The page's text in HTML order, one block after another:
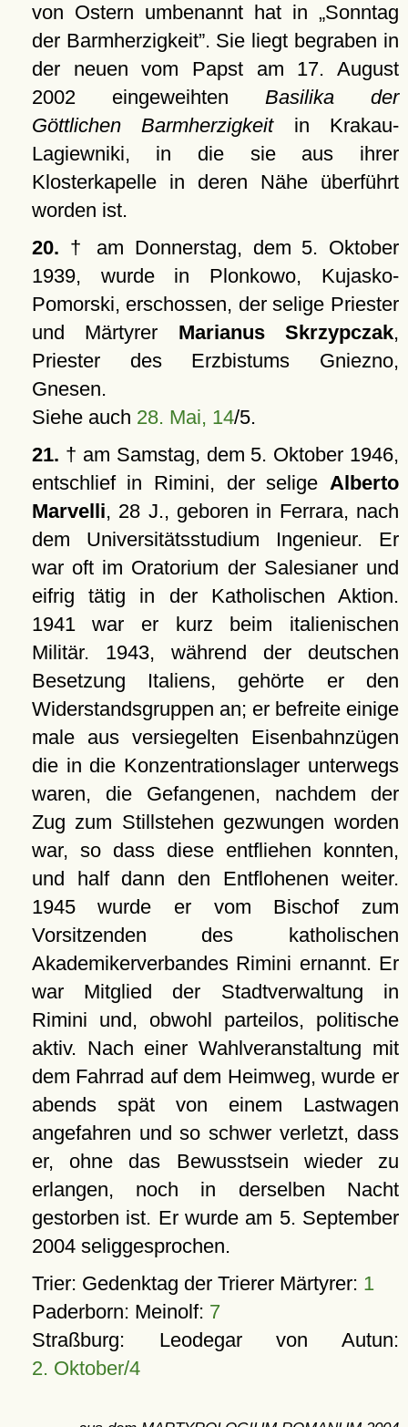
von Ostern umbenannt hat in
Sonntag
der Barmherzigkeit . Sie liegt begraben in
der neuen vom Papst am 17. August
2002 eingeweihten Basilika der
Göttlichen Barmherzigkeitin Krakau-
Lagiewniki, in die sie aus ihrer
Klosterkapelle in deren Nähe überführt
worden ist.
20. † am Donnerstag, dem 5. Oktober
1939, wurde in Plonkowo, Kujasko-
Pomorski, erschossen, der selige Priester
und Märtyrer Marianus Skrzypczak,
Priester des Erzbistums Gniezno,
Gnesen.
Siehe auch 28. Mai, 14/5.
21. † am Samstag, dem 5. Oktober 1946,
entschlief in Rimini, der selige Alberto
Marvelli, 28 J., geboren in Ferrara, nach
dem Universitätsstudium Ingenieur. Er
war oft im Oratorium der Salesianer und
eifrig tätig in der Katholischen Aktion.
1941 war er kurz beim italienischen
Militär. 1943, während der deutschen
Besetzung Italiens, gehörte er den
Widerstandsgruppen an; er befreite einige
male aus versiegelten Eisenbahnzügen
die in die Konzentrationslager unterwegs
waren, die Gefangenen, nachdem der
Zug zum Stillstehen gezwungen worden
war, so dass diese entfliehen konnten,
und half dann den Entflohenen weiter.
1945 wurde er vom Bischof zum
Vorsitzenden des katholischen
Akademikerverbandes Rimini ernannt. Er
war Mitglied der Stadtverwaltung in
Rimini und, obwohl parteilos, politische
aktiv. Nach einer Wahlveranstaltung mit
dem Fahrrad auf dem Heimweg, wurde er
abends spät von einem Lastwagen
angefahren und so schwer verletzt, dass
er, ohne das Bewusstsein wieder zu
erlangen, noch in derselben Nacht
gestorben ist. Er wurde am 5. September
2004 seliggesprochen.
Trier: Gedenktag der Trierer Märtyrer: 1
Paderborn: Meinolf: 7
Straßburg: Leodegar von Autun:
2. Oktober/4